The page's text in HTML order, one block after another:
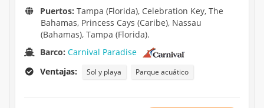
Puertos: Tampa (Florida), Celebration Key, The
Bahamas, Princess Cays (Caribe), Nassau
(Bahamas), Tampa (Florida).
Barco:Carnival Paradise
Ventajas:
Sol y playa Parque acuático